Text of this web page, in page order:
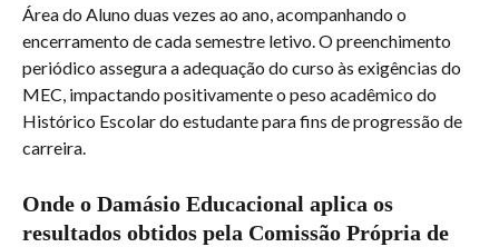
Área do Aluno duas vezes ao ano, acompanhando o
encerramento de cada semestre letivo. O preenchimento
periódico assegura a adequação do curso às exigências do
MEC, impactando positivamente o peso acadêmico do
Histórico Escolar do estudante para fins de progressão de
carreira.
Onde o Damásio Educacional aplica os
resultados obtidos pela Comissão Própria de